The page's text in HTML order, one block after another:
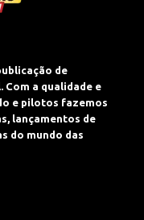
de
a qualidade e
e pilotos fazemos
lançamentos de
do mundo das